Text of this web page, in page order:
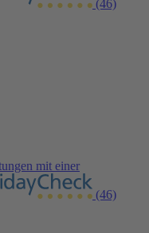
(46)
mit einer
(46)